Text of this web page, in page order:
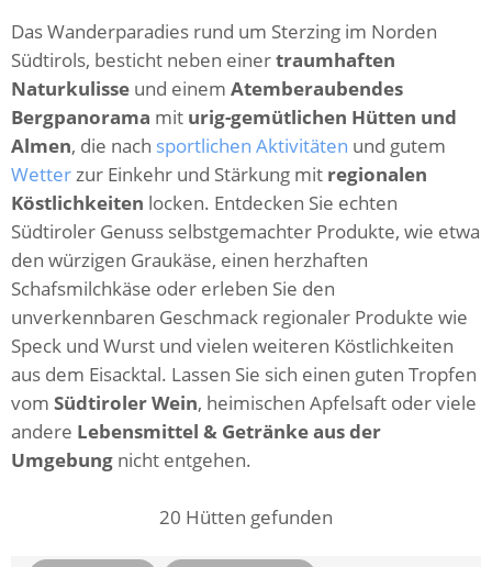
Das Wanderparadies rund um Sterzing im Norden
Südtirols, besticht neben einertraumhaften
Naturkulisse und einem Atemberaubendes
Bergpanorama mit urig-gemütlichen Hütten und
Almen, die nach sportlichen Aktivitäten und gutem
Wetterzur Einkehr und Stärkung mit regionalen
Köstlichkeiten locken. Entdecken Sie echten
Südtiroler Genuss selbstgemachter Produkte, wie etwa
den würzigen Graukäse, einen herzhaften
Schafsmilchkäse oder erleben Sie den
unverkennbaren Geschmack regionaler Produkte wie
Speck und Wurst und vielen weiteren Köstlichkeiten
aus dem Eisacktal. Lassen Sie sich einen guten Tropfen
vom Südtiroler Wein, heimischen Apfelsaft oder viele
andere Lebensmittel & Getränke aus der
Umgebung nicht entgehen.
20 Hütten gefunden